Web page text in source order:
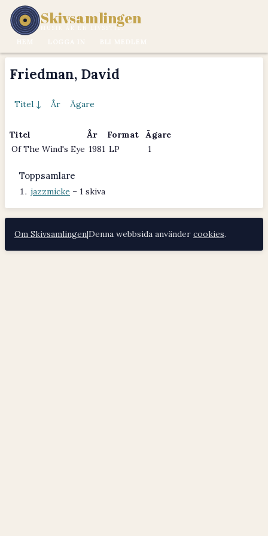
Skivsamlingen
MUSIK ÄR EN LIVSSTIL.
Friedman, David
Titel ↓ År Ägare
Titel År Format
Ägare
Of The Wind's Eye 1981 LP 1
Toppsamlare
jazzmicke – 1 skiva
Om Skivsamlingen|Denna webbsida använder cookies.